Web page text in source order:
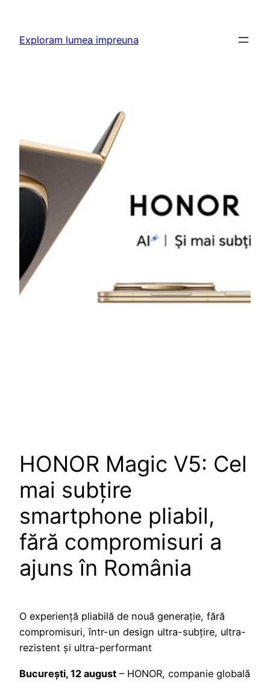
content
Exploram lumea impreuna
HONOR Magic V5: Cel
mai subțire
smartphone pliabil,
fără compromisuri a
ajuns în România
O experiență pliabilă de nouă generație, fără
compromisuri, într-un design ultra-subțire, ultra-
rezistent și ultra-performant
București, 12 august – HONOR, companie globală